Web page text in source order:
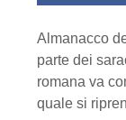
Almanacco
parte dei
romana va
quale si